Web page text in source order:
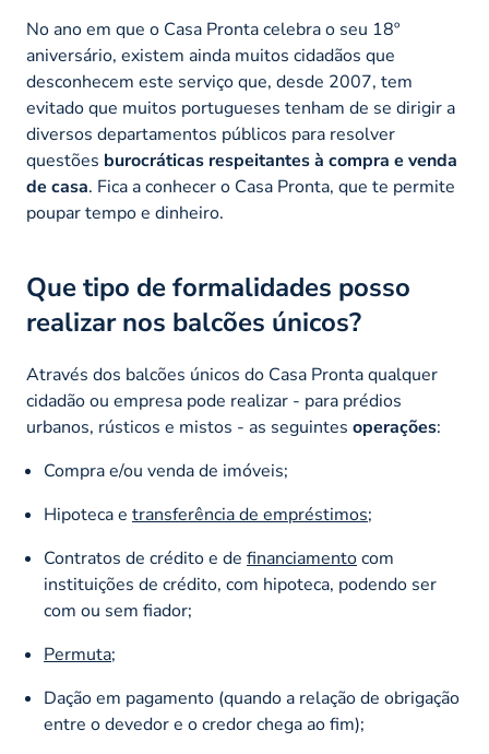
No ano em que o Casa Pronta celebra o seu 18º
aniversário, existem ainda muitos cidadãos que
desconhecem este serviço que, desde 2007, tem
evitado que muitos portugueses tenham de se dirigir a
diversos departamentos públicos para resolver
questões burocráticas respeitantes à compra e venda
de casa. Fica a conhecer o Casa Pronta, que te permite
poupar tempo e dinheiro.
Que tipo de formalidades posso
realizar nos balcões únicos?
Através dos balcões únicos do Casa Pronta qualquer
cidadão ou empresa pode realizar - para prédios
urbanos, rústicos e mistos - as seguintes operações:
Compra e/ou venda de imóveis;
Hipoteca e transferência de empréstimos;
Contratos de crédito e de financiamentocom
instituições de crédito, com hipoteca, podendo ser
com ou sem fiador;
Permuta;
Dação em pagamento (quando a relação de obrigação
entre o devedor e o credor chega ao fim);